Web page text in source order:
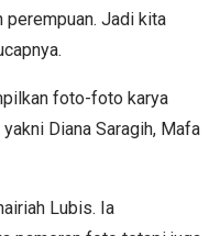
perempuan. Jadi kita
foto-foto karya
Diana Saragih, Mafa
Lubis. Ia